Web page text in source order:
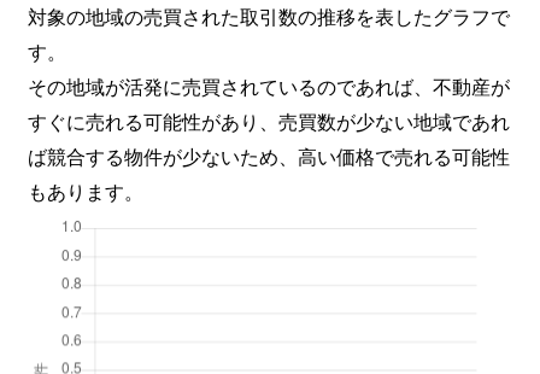
対象の地域の売買された取引数の推移を表したグラフで
す。
その地域が活発に売買されているのであれば、不動産が
すぐに売れる可能性があり、売買数が少ない地域であれ
ば競合する物件が少ないため、高い価格で売れる可能性
もあります。